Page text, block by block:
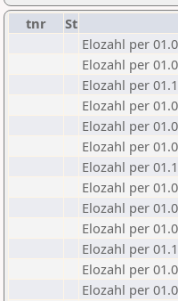
tnr St
Elozahl per
Elozahl per
Elozahl per
Elozahl per
Elozahl per
Elozahl per
Elozahl per
Elozahl per
Elozahl per
Elozahl per
Elozahl per
Elozahl per
Elozahl per